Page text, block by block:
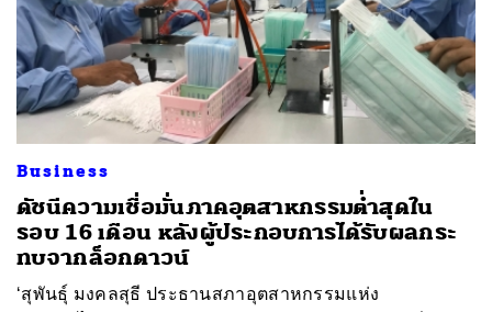
Business
ดัชนีความเชื่อมั่นภาคอุตสาหกรรมต่ำสุดใน
รอบ 16 เดือน หลังผู้ประกอบการได้รับผลกระ
ทบจากล็อกดาวน์
‘สุพันธุ์ มงคลสุธี ประธานสภาอุตสาหกรรมแห่ง